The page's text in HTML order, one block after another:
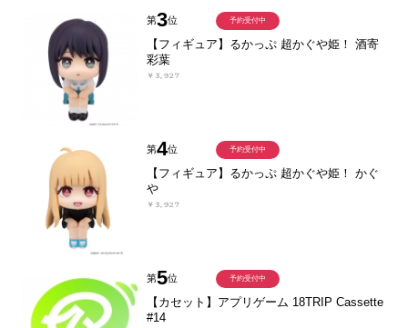
第3位
【フィギュア】るかっぷ 超かぐや姫！ 酒寄
彩葉
￥3,927
予約受付中
第4位
【フィギュア】るかっぷ 超かぐや姫！ かぐ
や
￥3,927
予約受付中
第5位
【カセット】アプリゲーム 18TRIP Cassette
#14
予約受付中